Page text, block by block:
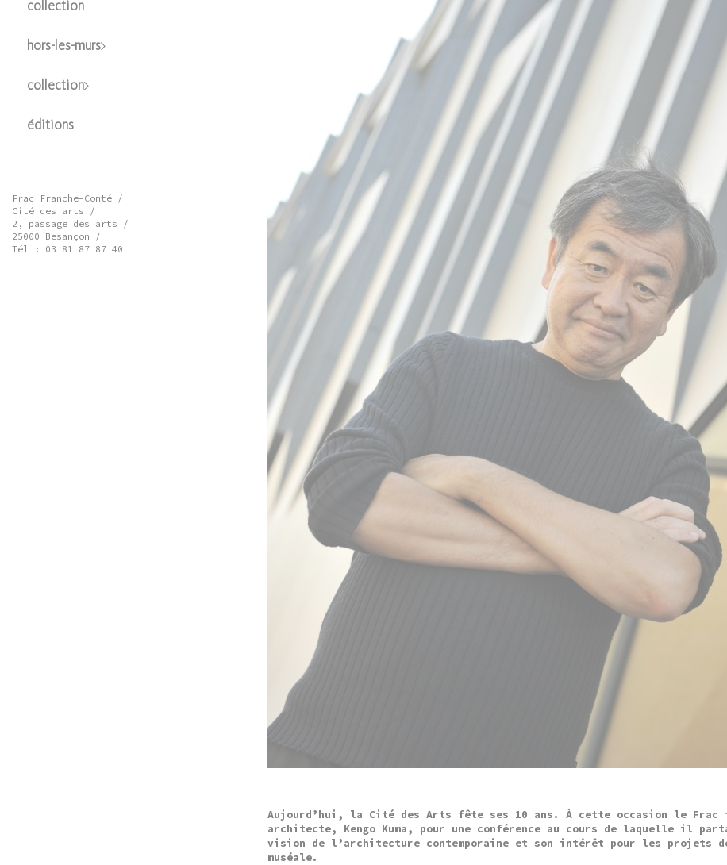
collection
hors-les-murs
collection
éditions
Frac Franche-Comté /
Cité des arts /
2, passage des arts /
25000 Besançon /
Tél : 03 81 87 87 40
Aujourd’hui, la Cité des Arts fête ses 10 ans. À cette occasion le Frac
architecte, Kengo Kuma, pour une conférence au cours de laquelle il
vision de l’architecture contemporaine et son intérêt pour les projets
muséale.